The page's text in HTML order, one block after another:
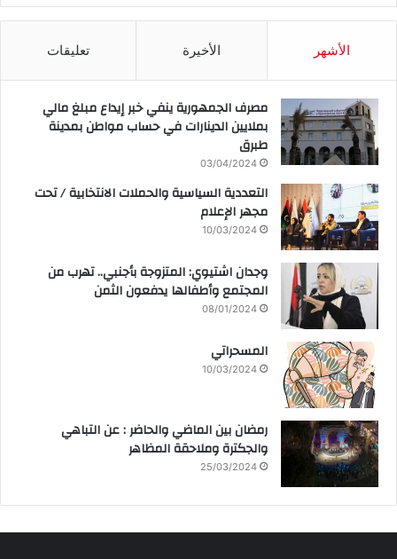
الأشهر الأخيرة تعليقات
مصرف الجمهورية ينفي خبر إيداع مبلغ مالي
بملايين الدينارات في حساب مواطن بمدينة
طبرق
03/04/2024
التعددية السياسية والحملات الانتخابية / تحت
مجهر الإعلام
10/03/2024
وجدان اشتيوي: المتزوجة بأجنبي.. تهرب من
المجتمع وأطفالها يدفعون الثمن
08/01/2024
المسحراتي
10/03/2024
رمضان بين الماضي والحاضر : عن التباهي
والجكترة وملاحقة المظاهر
25/03/2024